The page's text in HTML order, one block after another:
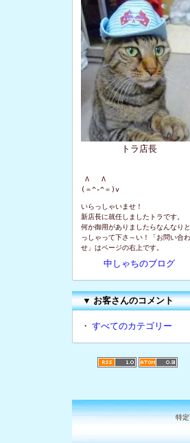
トラ店長
Λ   Λ
(＝^-^＝)v
いらっしゃいませ！
新店長に就任しましたトラです。
何か御用がありましたらなんなり
っしゃって下さ～い！「お問い合わ
せ」はページの右上です。
中しゃちのブログ
▼お客さんのコメント
・ すべてのカテゴリー
特